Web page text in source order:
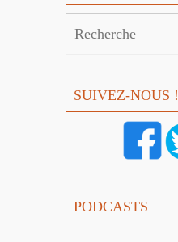
SUIVEZ-NOUS !
PODCASTS